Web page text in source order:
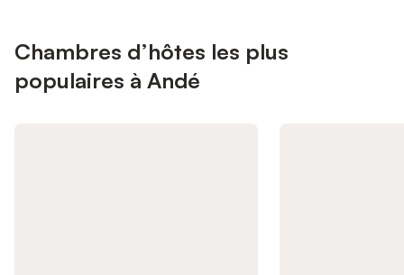
Chambres d’hôtes les plus
populaires à Andé